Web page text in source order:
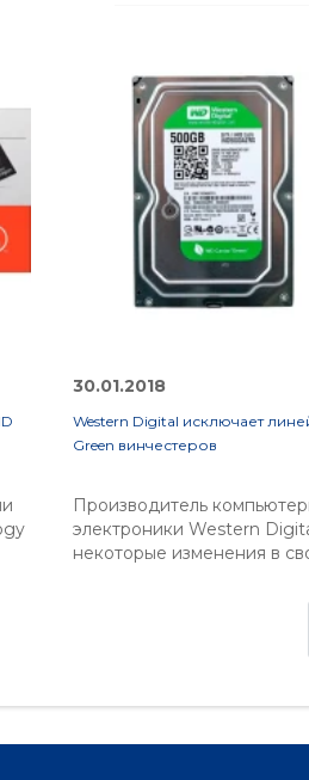
30.01.2018
Western Digital исключает
Green винчестеров
Производитель
электроники Western
некоторые изменения в
переместила линейку